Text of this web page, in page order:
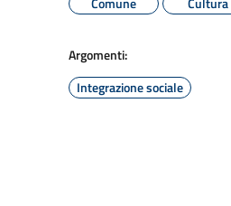
Argomenti:
Integrazione sociale